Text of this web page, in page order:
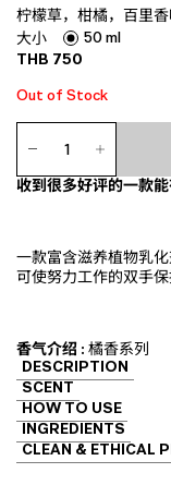
柠檬草，柑橘，百里
大小
50 ml
THB 750
Out of Stock
浓
缩
手
收到很多好评的一款
一款富含滋养植物乳
可使努力工作的双手
香气介绍 :橘香系列
DESCRIPTION
SCENT
HOW TO USE
INGREDIENTS
CLEAN & ETHICAL